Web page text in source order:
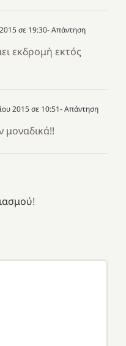
σε 19:30- Απάντηση
εκδρομή εκτός
2015 σε 10:51- Απάντηση
!